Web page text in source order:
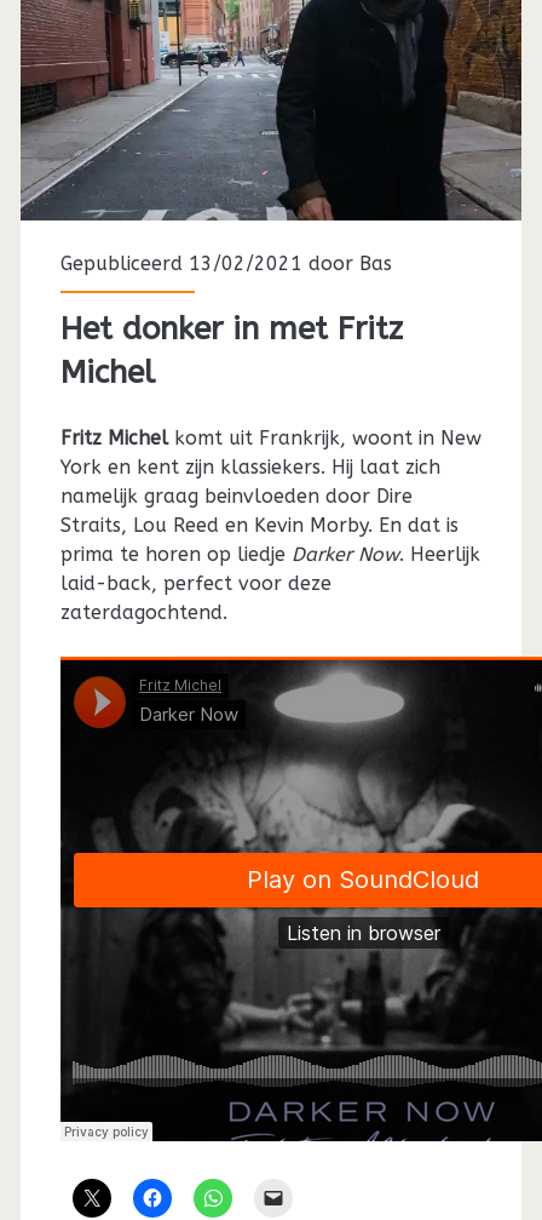
Gepubliceerd 13/02/2021 door Bas
Het donker in met Fritz
Michel
Fritz Michelkomt uit Frankrijk, woont in New
York en kent zijn klassiekers. Hij laat zich
namelijk graag beinvloeden door Dire
Straits, Lou Reed en Kevin Morby. En dat is
prima te horen op liedje Darker Now. Heerlijk
laid-back, perfect voor deze
zaterdagochtend.